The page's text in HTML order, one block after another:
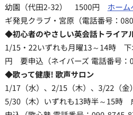
幼園（代田2-32） 1500円 ホーム
ギ発見クラブ・宮原（電話番号：
◆初心者のやさしい英会話トライア
1/15・22いずれも月曜13～14時
円 要申込（ネイバーズ 電話番号：
◆歌って健康! 歌声サロン
1/17（水）、2/15（木）、3/22（金
5/30（木）いずれも13時半～15